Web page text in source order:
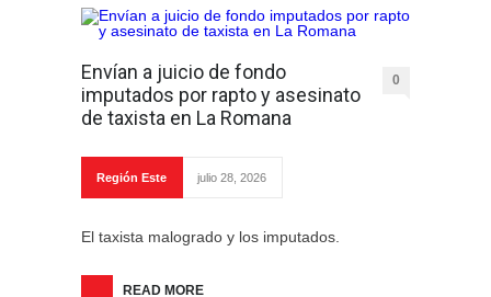
Envían a juicio de fondo
imputados por rapto y asesinato
de taxista en La Romana
0
Región Este julio 28, 2026
El taxista malogrado y los imputados.
READ MORE